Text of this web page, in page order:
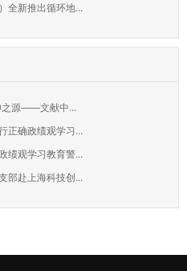
全新推出循环地...
之源——文献中...
正确政绩观学习...
绩观学习教育警...
部赴上海科技创...